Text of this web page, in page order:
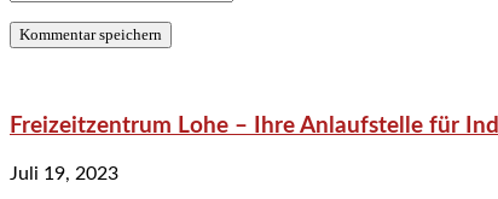
Freizeitzentrum Lohe – Ihre Anlaufstelle für
Juli 19, 2023